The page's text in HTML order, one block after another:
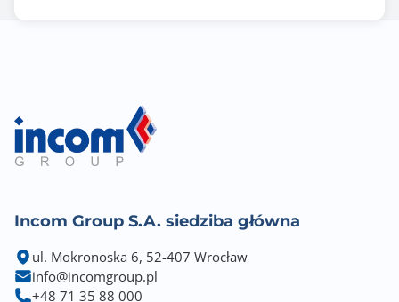
Typ obudowy
Desktop/Rack 1U
Waga netto (kg)
0.584
Incom Group S.A. siedziba główna
ul. Mokronoska 6, 52-407 Wrocław
info@incomgroup.pl
+48 71 35 88 000